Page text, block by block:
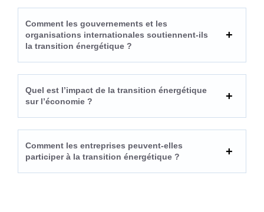
Comment les gouvernements et les
organisations internationales soutiennent-ils
la transition énergétique ?
Quel est l’impact de la transition énergétique
sur l’économie ?
Comment les entreprises peuvent-elles
participer à la transition énergétique ?